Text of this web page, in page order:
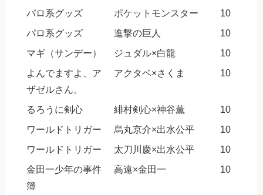
パロ系グッズ
ポケットモンスター
10
パロ系グッズ
進撃の巨人
10
マギ（サンデー）
ジュダル×白龍
10
よんでますよ、ア
ザゼルさん。
アクタベ×さくま 10
るろうに剣心 緋村剣心×神谷薫
10
ワールドトリガー
烏丸京介×出水公平
10
ワールドトリガー
太刀川慶×出水公平
10
金田一少年の事件
簿
高遠×金田一 10